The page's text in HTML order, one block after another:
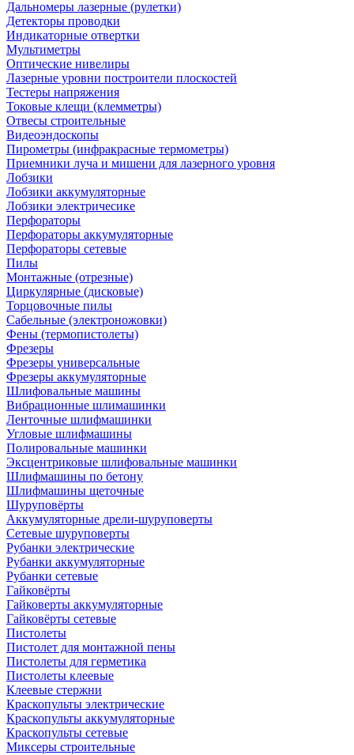
Дальномеры лазерные (рулетки)
Детекторы проводки
Индикаторные отвертки
Мультиметры
Оптические нивелиры
Лазерные уровни построители плоскостей
Тестеры напряжения
Токовые клещи (клемметры)
Отвесы строительные
Видеоэндоскопы
Пирометры (инфракрасные термометры)
Приемники луча и мишени для лазерного уровня
Лобзики
Лобзики аккумуляторные
Лобзики электричесике
Перфораторы
Перфораторы аккумуляторные
Перфораторы сетевые
Пилы
Монтажные (отрезные)
Циркулярные (дисковые)
Торцовочные пилы
Сабельные (электроножовки)
Фены (термопистолеты)
Фрезеры
Фрезеры универсальные
Фрезеры аккумуляторные
Шлифовальные машины
Вибрационные шлимашинки
Ленточные шлифмашинки
Угловые шлифмашины
Полировальные машинки
Эксцентриковые шлифовальные машинки
Шлифмашины по бетону
Шлифмашины щеточные
Шуруповёрты
Аккумуляторные дрели-шуруповерты
Сетевые шуруповерты
Рубанки электрические
Рубанки аккумуляторные
Рубанки сетевые
Гайковёрты
Гайковерты аккумуляторные
Гайковёрты сетевые
Пистолеты
Пистолет для монтажной пены
Пистолеты для герметика
Пистолеты клеевые
Клеевые стержни
Краскопульты электрические
Краскопульты аккумуляторные
Краскопульты сетевые
Миксеры строительные